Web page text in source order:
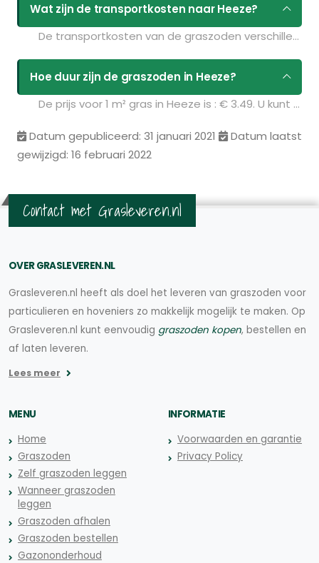
Wat zijn de transportkosten naar Heeze?
De transportkosten van de graszoden verschillen per postcodegebied en zijn afhankelijk van de hoeveelheid graszoden die u bestelt. Bent u benieuwd naar de prijzen? Vul uw gegevens in op de pagina
Hoe duur zijn de graszoden in Heeze?
De prijs voor 1 m² gras in Heeze is : € 3.49. U kunt deze graszoden bestellen via de volgende link:
Datum gepubliceerd: 31 januari 2021
Datum laatst
gewijzigd: 16 februari 2022
Contact met Grasleveren.nl
OVER GRASLEVEREN.NL
Grasleveren.nl heeft als doel het leveren van graszoden voor
particulieren en hoveniers zo makkelijk mogelijk te maken. Op
Grasleveren.nl kunt eenvoudig graszoden kopen, bestellen en
af laten leveren.
Lees meer
MENU
Home
Graszoden
Zelf graszoden leggen
Wanneer graszoden
leggen
Graszoden afhalen
Graszoden bestellen
Gazononderhoud
INFORMATIE
Voorwaarden en garantie
Privacy Policy